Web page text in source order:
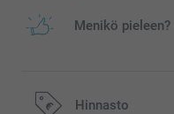
Menikö pieleen?
Hinnasto